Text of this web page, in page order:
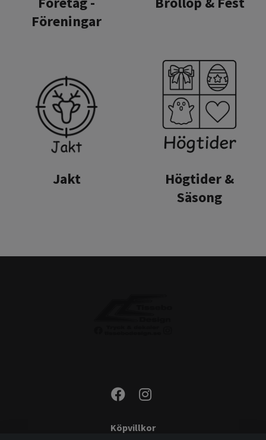
Föreningar
Jakt
Högtider &
Säsong
Köpvillkor